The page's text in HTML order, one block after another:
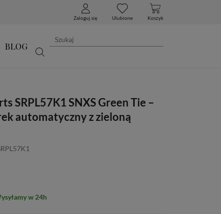
Zaloguj się Ulubione Koszyk
BLOG
SRPL57K1 SNXS Green Tie –
automatyczny z zieloną
w 24h